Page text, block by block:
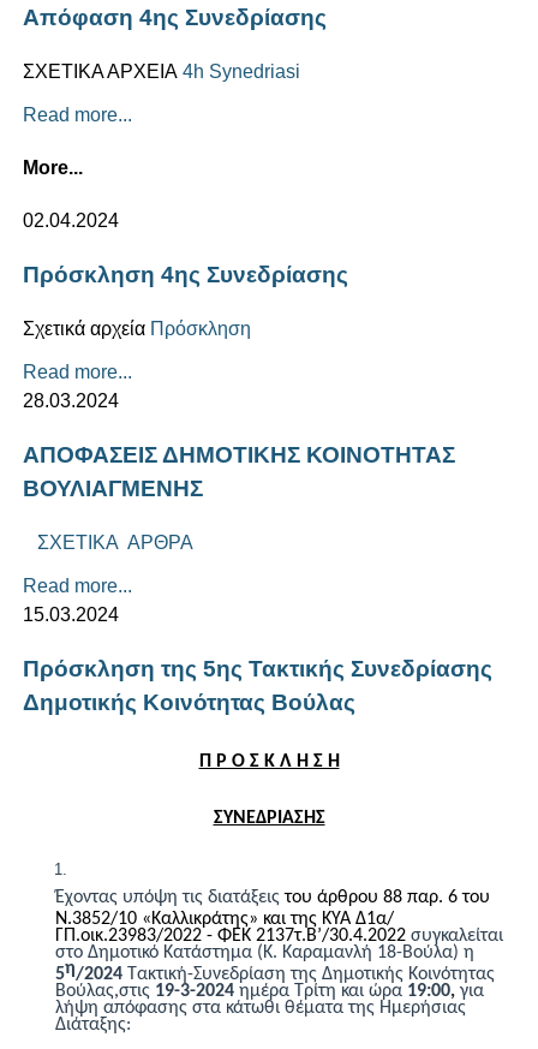
Απόφαση 4ης Συνεδρίασης
ΣΧΕΤΙΚΑ ΑΡΧΕΙΑ4h Synedriasi
Read more...
More...
02.04.2024
Πρόσκληση 4ης Συνεδρίασης
Σχετικά αρχεία Πρόσκληση
Read more...
28.03.2024
ΑΠΟΦΑΣΕΙΣ ΔΗΜΟΤΙΚΗΣ ΚΟΙΝΟΤΗΤΑΣ
ΒΟΥΛΙΑΓΜΕΝΗΣ
ΣΧΕΤΙΚΑ ΑΡΘΡΑ
Read more...
15.03.2024
Πρόσκληση της 5ης Τακτικής Συνεδρίασης
Δημοτικής Κοινότητας Βούλας
Π Ρ Ο Σ Κ Λ Η Σ Η
ΣΥΝΕΔΡΙΑΣΗΣ
Έχοντας υπόψη τις διατάξειςτου άρθρου 88 παρ. 6 του
Ν.3852/10 «Καλλικράτης» και της ΚΥΑ Δ1α/
ΓΠ.οικ.23983/2022 - ΦΕΚ 2137τ.Β’/30.4.2022συγκαλείται
στο Δημοτικό Κατάστημα (Κ. Καραμανλή 18-Βούλα) η
5η/2024 Τακτική-Συνεδρίαση της Δημοτικής Κοινότητας
Βούλας,στις 19-3-2024 ημέρα Τρίτη και ώρα 19:00, για
λήψη απόφασης στα κάτωθι θέματα της Ημερήσιας
Διάταξης: